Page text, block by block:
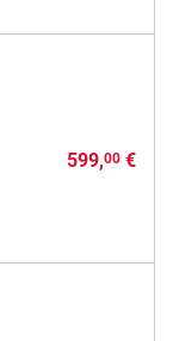
599,00€